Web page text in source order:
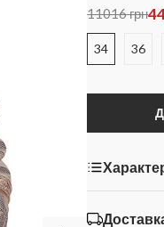
11016 грн
34 36